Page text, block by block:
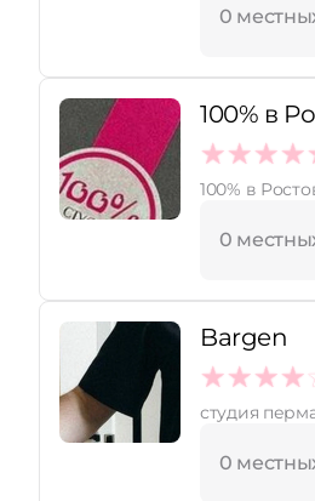
0
100% в
100% в
0
Bargen
студия
0